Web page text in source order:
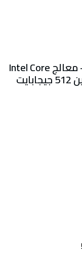
لابتوب فوجيتسو لايف بوك E5410 – معالج Intel Core
i5-10210U، ذاكرة 16 جيجابايت، تخزين 512 جيجابايت